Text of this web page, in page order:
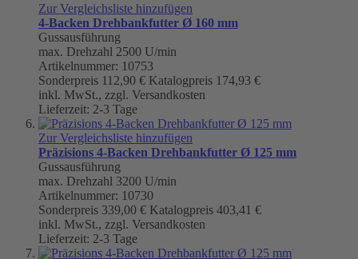
Zur Vergleichsliste hinzufügen
4-Backen Drehbankfutter Ø 160 mm
Gussausführung
max. Drehzahl 2500 U/min
Artikelnummer: 10753
Sonderpreis 112,90 € Katalogpreis 174,93 €
inkl. MwSt., zzgl. Versandkosten
Lieferzeit: 2-3 Tage
Zur Vergleichsliste hinzufügen
Präzisions 4-Backen Drehbankfutter Ø 125 mm
Gussausführung
max. Drehzahl 3200 U/min
Artikelnummer: 10730
Sonderpreis 339,00 € Katalogpreis 403,41 €
inkl. MwSt., zzgl. Versandkosten
Lieferzeit: 2-3 Tage